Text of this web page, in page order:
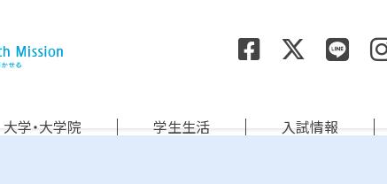
大学・大学院 学生生活 入試情報